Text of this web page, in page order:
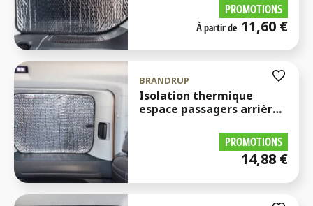
PROMOTIONS
À partir de 11,60 €
BRANDRUP
Isolation thermique
espace passagers arrière
PROMOTIONS
14,88 €